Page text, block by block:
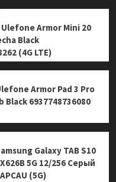
Armor Mini 20
Black
(4G LTE)
Armor Pad 3 Pro
Black 6937748736080
Galaxy TAB S10
5G 12/256 Серый
(5G)